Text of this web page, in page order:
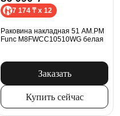
7 174 ₸ x 12
Раковина накладная 51 AM.PM
Func M8FWCC10510WG белая
Заказать
Купить сейчас